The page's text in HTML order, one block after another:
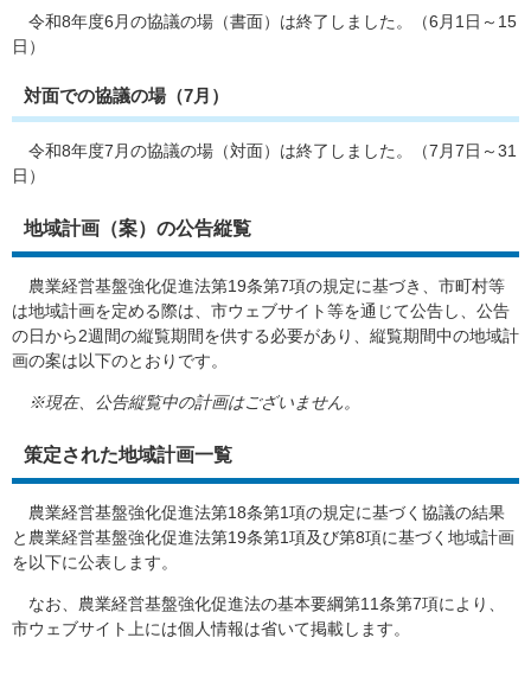
令和8年度6月の協議の場（書面）は終了しました。（6月1日～15
日）
対面での協議の場（7月）
令和8年度7月の協議の場（対面）は終了しました。（7月7日～31
日）
地域計画（案）の公告縦覧
農業経営基盤強化促進法第19条第7項の規定に基づき、市町村等
は地域計画を定める際は、市ウェブサイト等を通じて公告し、公告
の日から2週間の縦覧期間を供する必要があり、縦覧期間中の地域計
画の案は以下のとおりです。
※現在、公告縦覧中の計画はございません。
策定された地域計画一覧
農業経営基盤強化促進法第18条第1項の規定に基づく協議の結果
と​農業経営基盤強化促進法第19条第1項及び第8項に基づく地域計画
を以下に公表します。
なお、農業経営基盤強化促進法の基本要綱第11条第7項により、
市ウェブサイト上には個人情報は省いて掲載します。